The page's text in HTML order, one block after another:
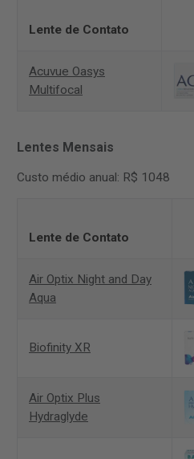
Lente de Contato
Acuvue Oasys
Multifocal
Lentes Mensais
Custo médio anual: R$ 1048
Lente de Contato
Air Optix Night and Day
Aqua
Biofinity XR
Air Optix Plus
Hydraglyde